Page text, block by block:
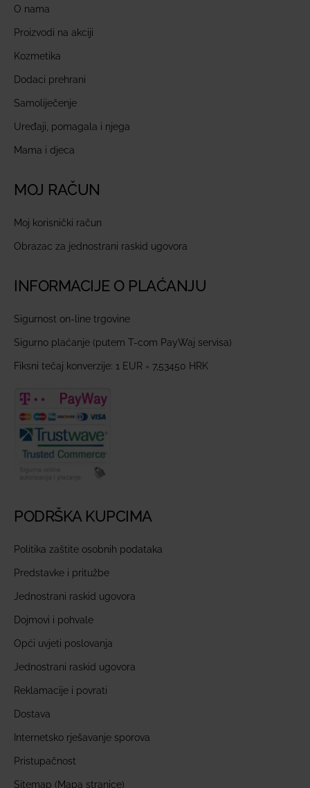
O nama
Proizvodi na akciji
Kozmetika
Dodaci prehrani
Samoliječenje
Uređaji, pomagala i njega
Mama i djeca
MOJ RAČUN
Moj korisnički račun
Obrazac za jednostrani raskid ugovora
INFORMACIJE O PLAĆANJU
Sigurnost on-line trgovine
Sigurno plaćanje (putem T-com PayWaj servisa)
Fiksni tečaj konverzije: 1 EUR = 7,53450 HRK
PODRŠKA KUPCIMA
Politika zaštite osobnih podataka
Predstavke i pritužbe
Jednostrani raskid ugovora
Dojmovi i pohvale
Opći uvjeti poslovanja
Jednostrani raskid ugovora
Reklamacije i povrati
Dostava
Internetsko rješavanje sporova
Pristupačnost
Sitemap (Mapa stranice)